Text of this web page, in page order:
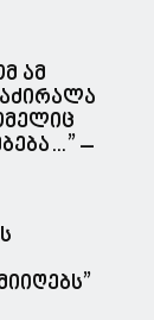
ამ
–